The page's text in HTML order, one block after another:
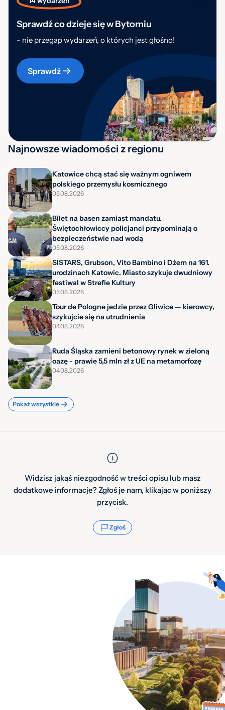
Sprawdź co dzieje się w Bytomiu
- nie przegap wydarzeń, o których jest głośno!
Sprawdź
Najnowsze wiadomości z regionu
Katowice chcą stać się ważnym ogniwem
polskiego przemysłu kosmicznego
05.08.2026
Bilet na basen zamiast mandatu.
Świętochłowiccy policjanci przypominają o
bezpieczeństwie nad wodą
05.08.2026
SISTARS, Grubson, Vito Bambino i Dżem na 161.
urodzinach Katowic. Miasto szykuje dwudniowy
festiwal w Strefie Kultury
05.08.2026
Tour de Pologne jedzie przez Gliwice — kierowcy,
szykujcie się na utrudnienia
04.08.2026
Ruda Śląska zamieni betonowy rynek w zieloną
oazę - prawie 5,5 mln zł z UE na metamorfozę
04.08.2026
Pokaż wszystkie
Widzisz jakąś niezgodność w treści opisu lub masz
dodatkowe informacje? Zgłoś je nam, klikając w poniższy
przycisk.
Zgłoś